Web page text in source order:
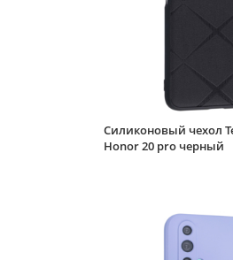
Силиконовый чехол
Honor 20 pro черный